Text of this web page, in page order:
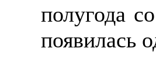
полугода
появилась